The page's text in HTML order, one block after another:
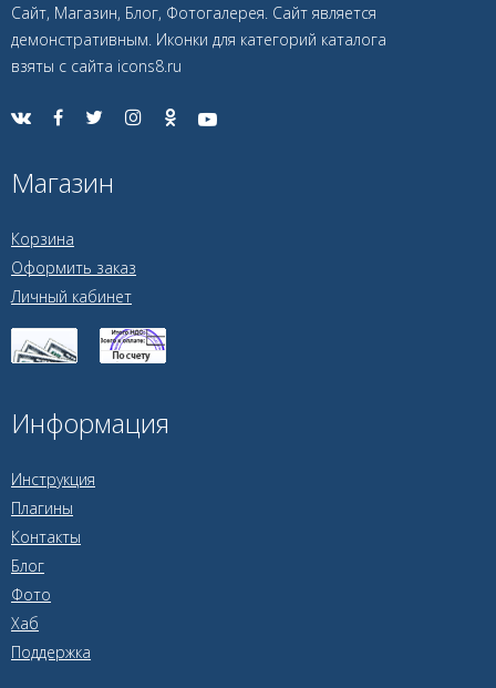
Сайт, Магазин, Блог, Фотогалерея. Сайт является
демонстративным. Иконки для категорий каталога
взяты с сайта icons8.ru
Магазин
Корзина
Оформить заказ
Личный кабинет
Информация
Инструкция
Плагины
Контакты
Блог
Фото
Хаб
Поддержка